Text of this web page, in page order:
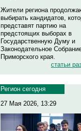
Жители региона
выбирать кандидатов,
представят партию на
предстоящих выборах в
Государственную Думу и
Законодательное
Приморского края.
статьи
Регион сегодня
27 Мая 2026, 13:29